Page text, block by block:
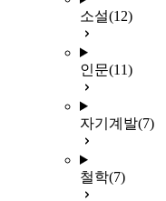
소설(12)
인문(11)
자기계발(7)
철학(7)